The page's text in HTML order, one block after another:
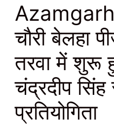
चौरी बेलहा
तरवा में शुरू
चंद्रदीप सिंह
प्रतियोगिता